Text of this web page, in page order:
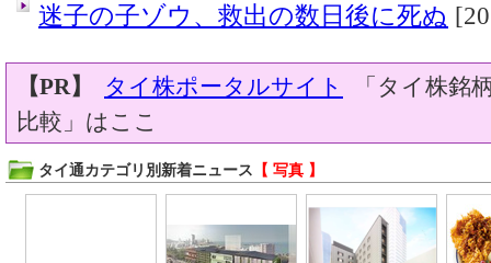
迷子の子ゾウ、救出の数日後に死ぬ
【PR】 タイ株ポータルサイト
「タイ株銘
比較」はここ
タイ通カテゴリ別新着ニュース 【 写真 】